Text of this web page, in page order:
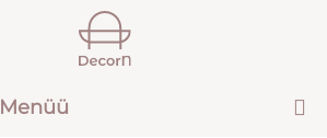
Menüü